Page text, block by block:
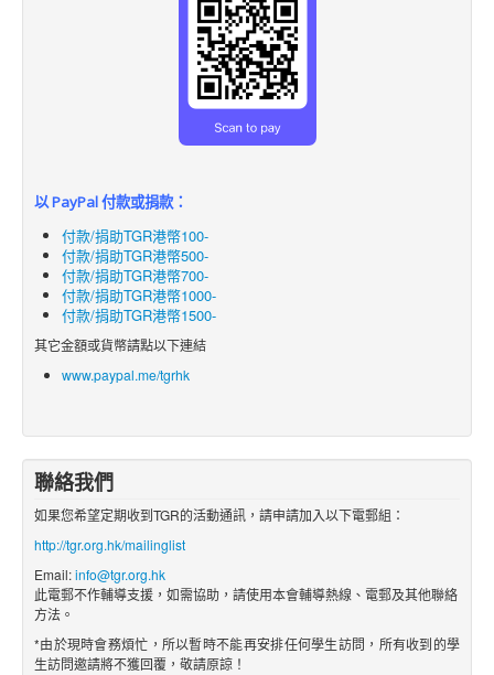
以 PayPal 付款或捐款：
付款/捐助TGR港幣100-
付款/捐助TGR港幣500-
付款/捐助TGR港幣700-
付款/捐助TGR港幣1000-
付款/捐助TGR港幣1500-
其它金額或貨幣請點以下連結
www.paypal.me/tgrhk
聯絡我們
如果您希望定期收到TGR的活動通訊，請申請加入以下電郵組：
http://tgr.org.hk/mailinglist
Email:info@tgr.org.hk
此電郵不作輔導支援，如需協助，請使用本會輔導熱線、電郵及其他聯絡
方法。
*由於現時會務煩忙，所以暫時不能再安排任何學生訪問，所有收到的學
生訪問邀請將不獲回覆，敬請原諒！